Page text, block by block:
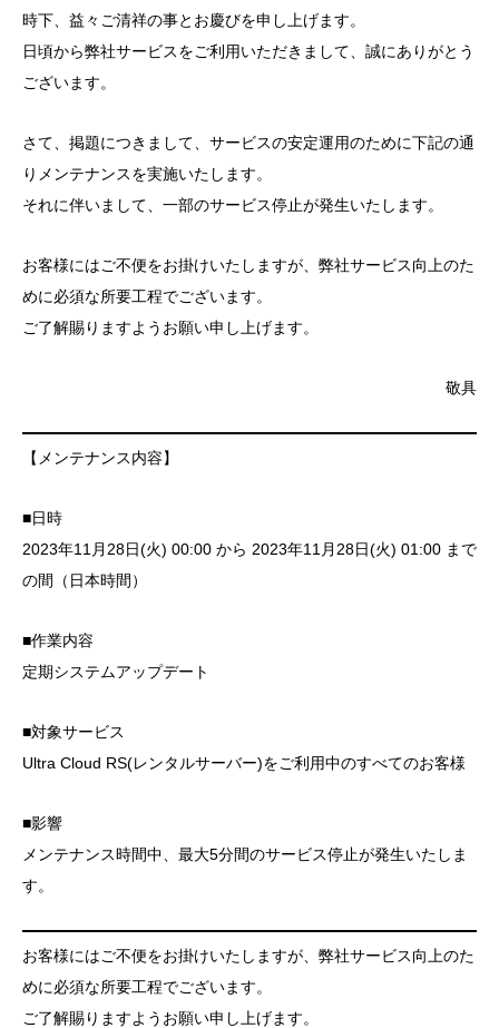
時下、益々ご清祥の事とお慶びを申し上げます。
日頃から弊社サービスをご利用いただきまして、誠にありがとう
ございます。
さて、掲題につきまして、サービスの安定運用のために下記の通
りメンテナンスを実施いたします。
それに伴いまして、一部のサービス停止が発生いたします。
お客様にはご不便をお掛けいたしますが、弊社サービス向上のた
めに必須な所要工程でございます。
ご了解賜りますようお願い申し上げます。
敬具
【メンテナンス内容】
■日時
2023年11月28日(火) 00:00 から 2023年11月28日(火) 01:00 まで
の間（日本時間）
■作業内容
定期システムアップデート
■対象サービス
Ultra Cloud RS(レンタルサーバー)をご利用中のすべてのお客様
■影響
メンテナンス時間中、最大5分間のサービス停止が発生いたしま
す。
お客様にはご不便をお掛けいたしますが、弊社サービス向上のた
めに必須な所要工程でございます。
ご了解賜りますようお願い申し上げます。